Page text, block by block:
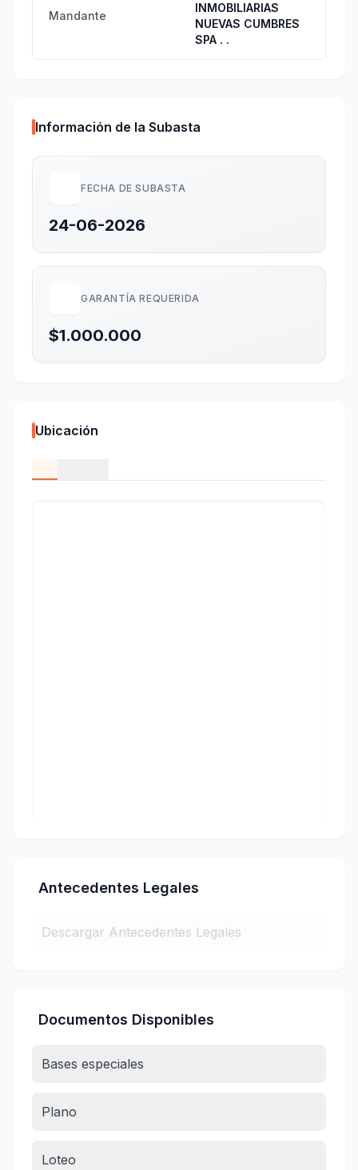
Mandante
INMOBILIARIAS
NUEVAS CUMBRES
SPA . .
Información de la Subasta
FECHA DE SUBASTA
24-06-2026
GARANTÍA REQUERIDA
$1.000.000
Ubicación
Antecedentes Legales
Descargar Antecedentes Legales
Documentos Disponibles
Bases especiales
Plano
Loteo